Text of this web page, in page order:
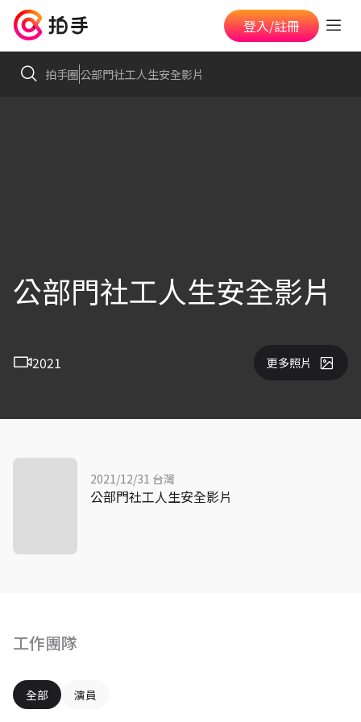
登入/註冊
拍手圈公部門社工人生安全影片
公部門社工人生安全影片
2021 更多照片
工作團隊
全部 演員
2021/12/31 台灣
公部門社工人生安全影片